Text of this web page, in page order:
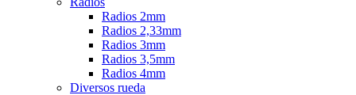
Radios 2mm
Radios 2,33mm
Radios 3mm
Radios 3,5mm
Radios 4mm
Diversos rueda